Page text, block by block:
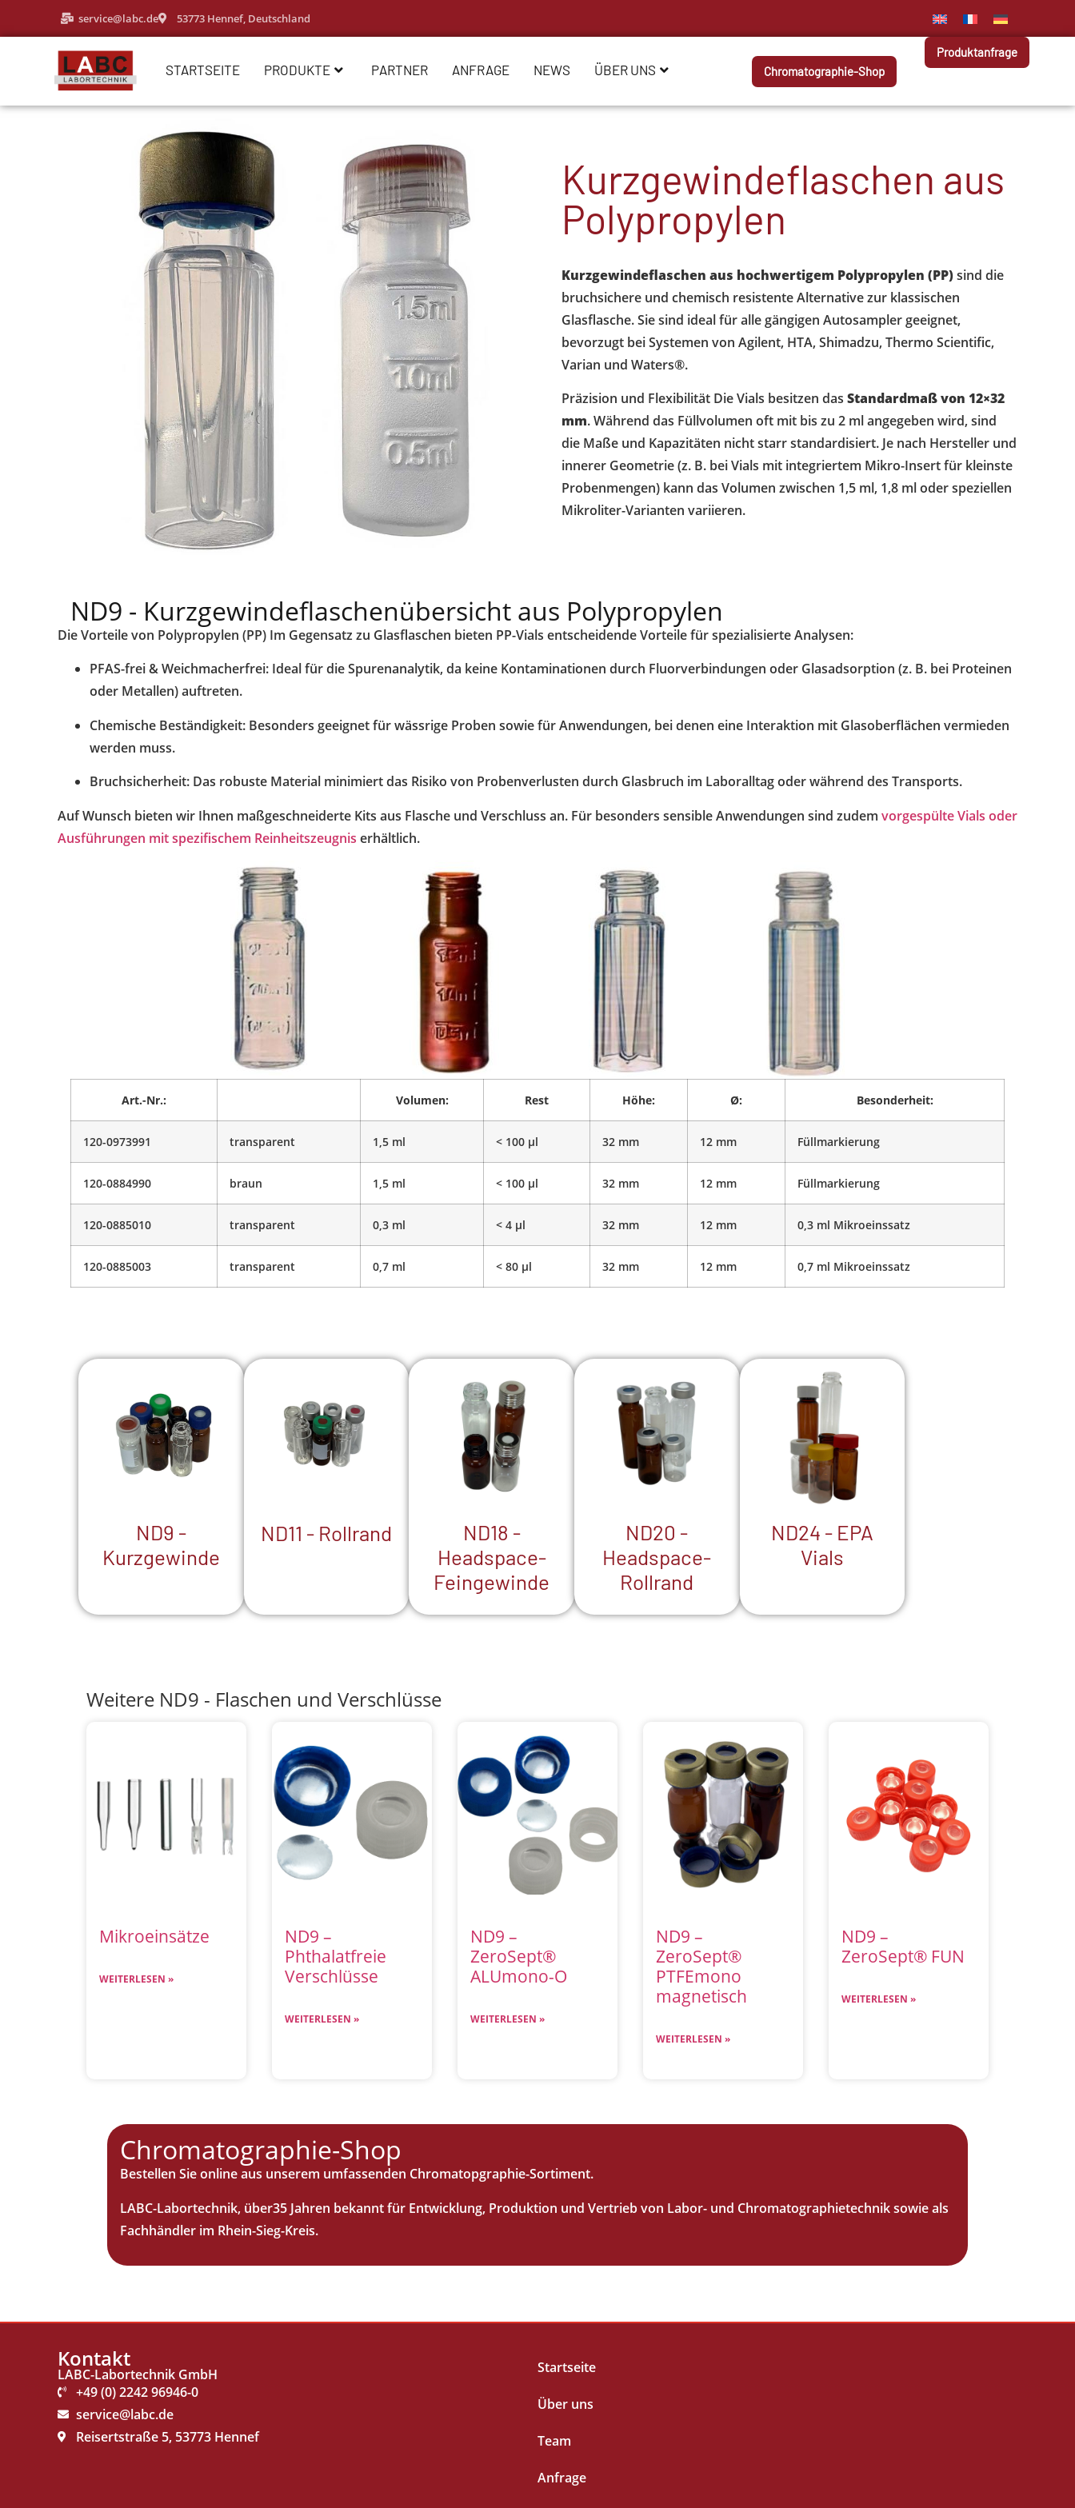
service@labc.de 53773 Hennef, Deutschland
STARTSEITE PRODUKTE PARTNER ANFRAGE NEWS ÜBER UNS Chromatographie-Shop
Produktanfrage
Kurzgewindeflaschen aus
Polypropylen
Kurzgewindeflaschen aus hochwertigem Polypropylen (PP)sind die
bruchsichere und chemisch resistente Alternative zur klassischen
Glasflasche. Sie sind ideal für alle gängigen Autosampler geeignet,
bevorzugt bei Systemen von Agilent, HTA, Shimadzu, Thermo Scientific,
Varian und Waters®.
Präzision und Flexibilität Die Vials besitzen das Standardmaß von 12×32
mm. Während das Füllvolumen oft mit bis zu 2 ml angegeben wird, sind
die Maße und Kapazitäten nicht starr standardisiert. Je nach Hersteller und
innerer Geometrie (z. B. bei Vials mit integriertem Mikro-Insert für kleinste
Probenmengen) kann das Volumen zwischen 1,5 ml, 1,8 ml oder speziellen
Mikroliter-Varianten variieren.
ND9 - Kurzgewindeflaschenübersicht aus Polypropylen
Die Vorteile von Polypropylen (PP) Im Gegensatz zu Glasflaschen bieten PP-Vials entscheidende Vorteile für spezialisierte Analysen:
PFAS-frei & Weichmacherfrei: Ideal für die Spurenanalytik, da keine Kontaminationen durch Fluorverbindungen oder Glasadsorption (z. B. bei Proteinen
oder Metallen) auftreten.
Chemische Beständigkeit: Besonders geeignet für wässrige Proben sowie für Anwendungen, bei denen eine Interaktion mit Glasoberflächen vermieden
werden muss.
Bruchsicherheit: Das robuste Material minimiert das Risiko von Probenverlusten durch Glasbruch im Laboralltag oder während des Transports.
Auf Wunsch bieten wir Ihnen maßgeschneiderte Kits aus Flasche und Verschluss an. Für besonders sensible Anwendungen sind zudem vorgespülte Vials oder
Ausführungen mit spezifischem Reinheitszeugnis erhältlich.
Art.-Nr.: Volumen: Rest Höhe: Ø: Besonderheit:
120-0973991 transparent 1,5 ml < 100 μl 32 mm 12 mm Füllmarkierung
120-0884990 braun 1,5 ml < 100 μl 32 mm 12 mm Füllmarkierung
120-0885010 transparent 0,3 ml < 4 μl 32 mm 12 mm 0,3 ml Mikroeinssatz
120-0885003 transparent 0,7 ml < 80 μl 32 mm 12 mm 0,7 ml Mikroeinssatz
ND9 -
Kurzgewinde
ND11 - Rollrand
ND18 -
Headspace-
Feingewinde
ND20 -
Headspace-
Rollrand
ND24 - EPA
Vials
Weitere ND9 - Flaschen und Verschlüsse
Mikroeinsätze
WEITERLESEN »
ND9 –
Phthalatfreie
Verschlüsse
WEITERLESEN »
ND9 –
ZeroSept®
ALUmono-O
WEITERLESEN »
ND9 –
ZeroSept®
PTFEmono
magnetisch​
WEITERLESEN »
ND9 –
ZeroSept® FUN
WEITERLESEN »
Chromatographie-Shop
Bestellen Sie online aus unserem umfassenden Chromatopgraphie-Sortiment.
LABC-Labortechnik, über35 Jahren bekannt für Entwicklung, Produktion und Vertrieb von Labor- und Chromatographietechnik sowie als
Fachhändler im Rhein-Sieg-Kreis.
Kontakt
LABC-Labortechnik GmbH
+49 (0) 2242 96946-0
service@labc.de
Reisertstraße 5, 53773 Hennef
Startseite
Über uns
Team
Anfrage